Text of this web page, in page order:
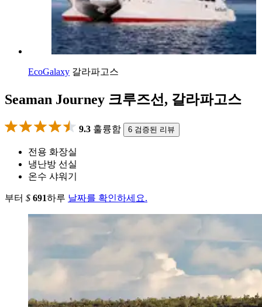
EcoGalaxy 갈라파고스
Seaman Journey 크루즈선, 갈라파고스
9.3 훌륭함 6 검증된 리뷰
전용 화장실
냉난방 선실
온수 샤워기
부터 $ 691하루 날짜를 확인하세요.